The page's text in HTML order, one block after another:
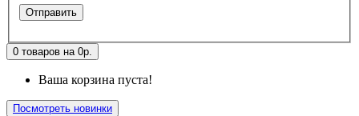
0 товаров на 0р.
Ваша корзина пуста!
Посмотреть новинки